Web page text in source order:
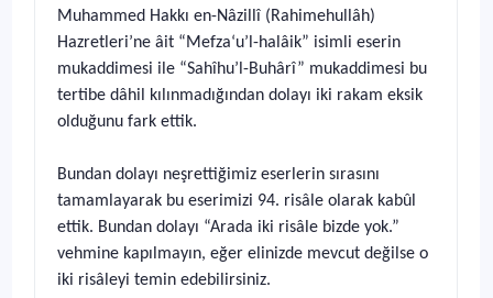
Muhammed Hakkı en-Nâzillî (Rahimehullâh)
Hazretleri’ne âit “Mefza‘u’l-halâik” isimli eserin
mukaddimesi ile “Sahîhu’l-Buhârî” mukaddimesi bu
tertibe dâhil kılınmadığından dolayı iki rakam eksik
olduğunu fark ettik.
Bundan dolayı neşrettiğimiz eserlerin sırasını
tamamlayarak bu eserimizi 94. risâle olarak kabûl
ettik. Bundan dolayı “Arada iki risâle bizde yok.”
vehmine kapılmayın, eğer elinizde mevcut değilse o
iki risâleyi temin edebilirsiniz.